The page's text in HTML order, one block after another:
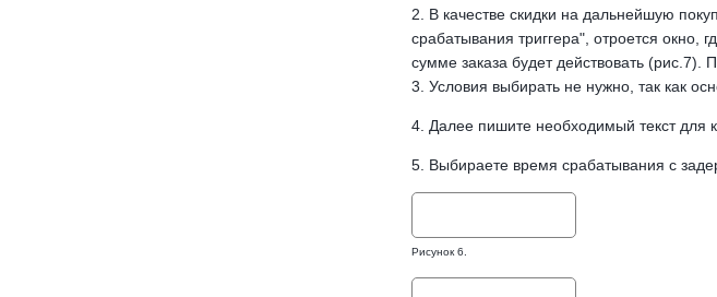
2. В качестве скидки на дальнейшую
срабатывания триггера", отроется окно,
сумме заказа будет действовать (рис.7).
3. Условия выбирать не нужно, так как
4. Далее пишите необходимый текст для
5. Выбираете время срабатывания с
Рисунок 6.